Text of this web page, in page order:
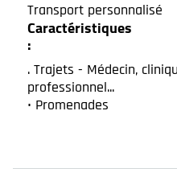
Transport personnalisé
Caractéristiques
. Trajets - Médecin,
professionnel...
• Promenades